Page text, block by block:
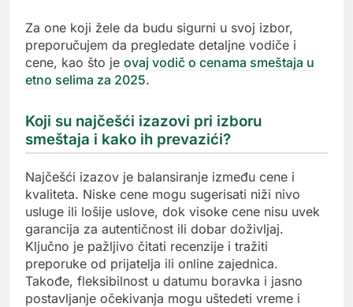
Za one koji žele da budu sigurni u svoj izbor,
preporučujem da pregledate detaljne vodiče i
cene, kao što je ovaj vodič o cenama smeštaja u
etno selima za 2025.
Koji su najčešći izazovi pri izboru
smeštaja i kako ih prevazići?
Najčešći izazov je balansiranje između cene i
kvaliteta. Niske cene mogu sugerisati niži nivo
usluge ili lošije uslove, dok visoke cene nisu uvek
garancija za autentičnost ili dobar doživljaj.
Ključno je pažljivo čitati recenzije i tražiti
preporuke od prijatelja ili online zajednica.
Takođe, fleksibilnost u datumu boravka i jasno
postavljanje očekivanja mogu uštedeti vreme i